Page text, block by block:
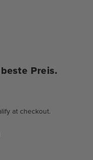
Preis.
at checkout.